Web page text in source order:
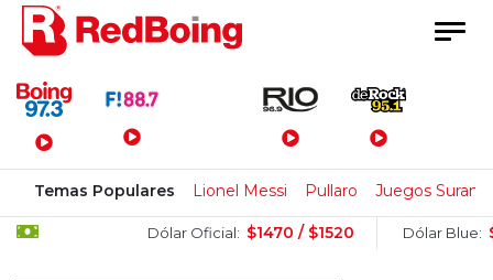
Menú Principal
Temas Populares Lionel Messi Pullaro Juegos
Dólar Oficial: $1470 / $1520 Dólar Blue: $1505 /